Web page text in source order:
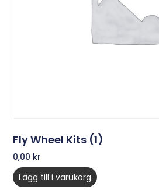
Fly Wheel Kits (1)
0,00 kr
Lägg till i varukorg